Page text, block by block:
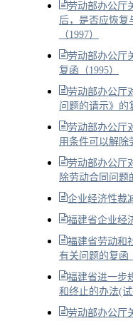
劳动部办公厅
后，是否应恢复
（1997）
劳动部办公厅
复函（1995）
劳动部办公厅
问题的请示》的
劳动部办公厅
用条件可以解除
劳动部办公厅
除劳动合同问题
企业经济性裁
福建省企业经
福建省劳动和
有关问题的复函
福建省进一步
和终止的办法(试
劳动部办公厅